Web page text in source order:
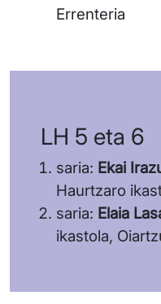
Errenteria
LH 5 eta 6
saria: Ekai
Haurtzaro
saria: Elaia
ikastola,